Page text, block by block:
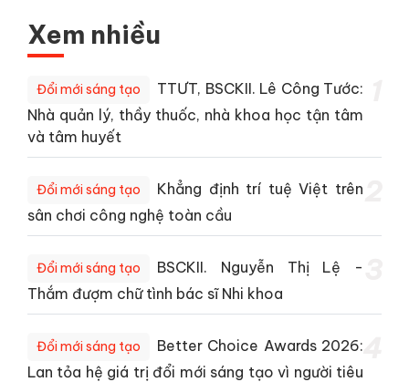
Xem nhiều
Đổi mới sáng tạo
TTƯT, BSCKII. Lê Công Tước:
Nhà quản lý, thầy thuốc, nhà khoa học tận tâm
và tâm huyết
Đổi mới sáng tạo
Khẳng định trí tuệ Việt trên
sân chơi công nghệ toàn cầu
Đổi mới sáng tạo
BSCKII. Nguyễn Thị Lệ -
Thắm đượm chữ tình bác sĩ Nhi khoa
Đổi mới sáng tạo
Better Choice Awards 2026:
Lan tỏa hệ giá trị đổi mới sáng tạo vì người tiêu